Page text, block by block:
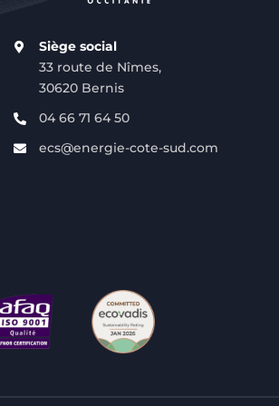
Siège social
33 route de Nîmes,
30620 Bernis
04 66 71 64 50
ecs@energie-cote-sud.com